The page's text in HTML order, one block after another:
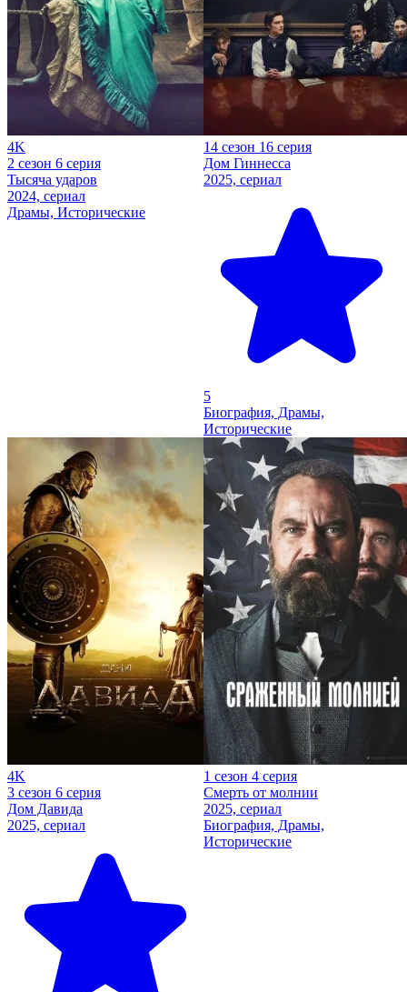
4K
2 сезон 6 серия
Тысяча ударов
2024, сериал
Драмы, Исторические
14 сезон 16 серия
Дом Гиннесса
2025, сериал
5
Биография, Драмы,
Исторические
4K
3 сезон 6 серия
Дом Давида
2025, сериал
1 сезон 4 серия
Смерть от молнии
2025, сериал
Биография, Драмы,
Исторические